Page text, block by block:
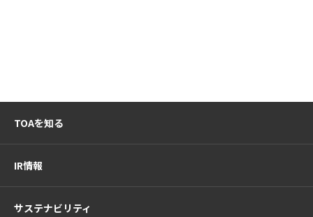
TOAを知る
IR情報
サステナビリティ